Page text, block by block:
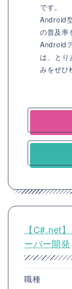
です。
Android
の普及率
Android
は、と
みをぜひ
【C#.net
ーバー開発
職種